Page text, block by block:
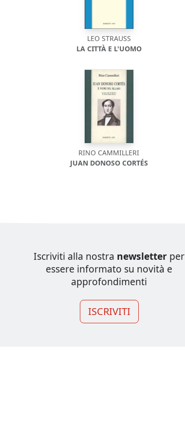
LEO STRAUSS
LA CITTÀ E L'UOMO
RINO CAMMILLERI
JUAN DONOSO CORTÉS
Iscriviti alla nostra newsletter per
essere informato su novità e
approfondimenti
ISCRIVITI